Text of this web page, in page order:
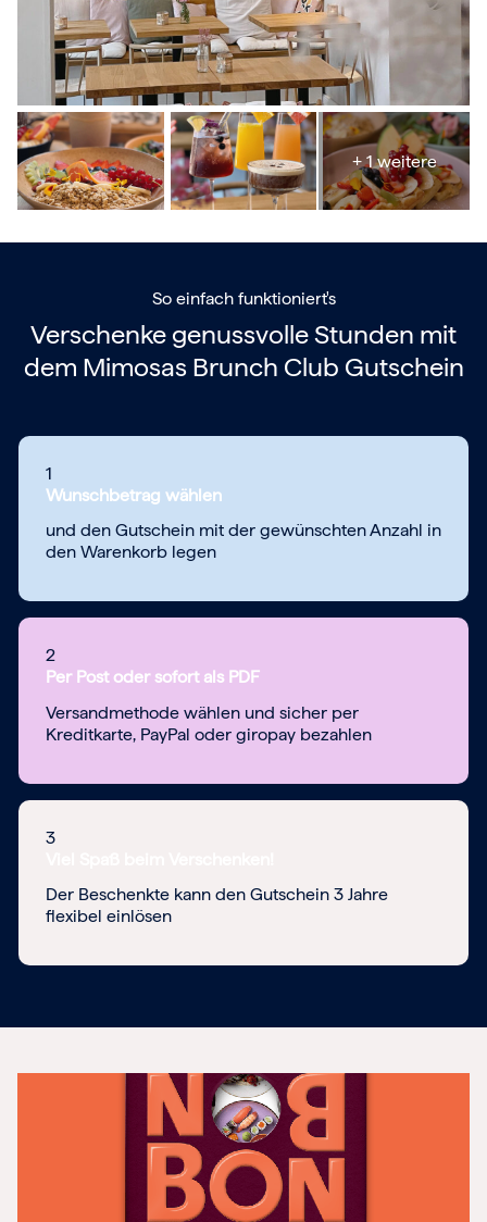
+ 1 weitere
So einfach funktioniert's
Verschenke genussvolle Stunden mit
dem Mimosas Brunch Club Gutschein
1
Wunschbetrag wählen
und den Gutschein mit der gewünschten Anzahl in
den Warenkorb legen
2
Per Post oder sofort als PDF
Versandmethode wählen und sicher per
Kreditkarte, PayPal oder giropay bezahlen
3
Der Beschenkte kann den Gutschein 3 Jahre
flexibel einlösen